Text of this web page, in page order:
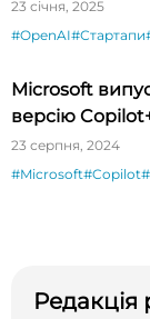
23 січня, 2025
#OpenAI#Стартапи
Microsoft
версію
23 серпня, 2024
#Microsoft#Copilot